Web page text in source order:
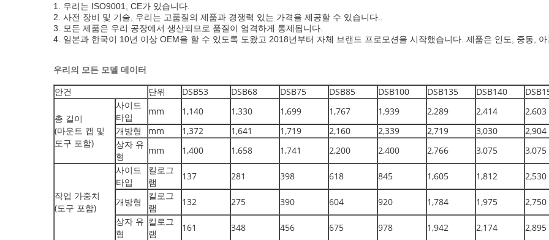
1. 우리는 ISO9001, CE가 있습니다.
2. 사전 장비 및 기술, 우리는 고품질의 제품과 경쟁력 있는 가격을 제공할 수 있습니다..
3. 모든 제품은 우리 공장에서 생산되므로 품질이 엄격하게 통제됩니다.
4. 일본과 한국이 10년 이상 OEM을 할 수 있도록 도왔고 2018년부터 자체 브랜드 프로모션을 시작했습니다. 제품은 인도, 중동,
우리의 모든 모델 데이터
안건
단위 DSB53 DSB68 DSB75 DSB85 DSB100 DSB135 DSB140
총 길이
(마운트 캡 및
도구 포함)
사이드
타입
mm 1,140 1,330 1,699 1,767 1,939 2,289 2,414 2,603
개방형
mm 1,372 1,641 1,719 2,160 2,339 2,719 3,030 2,904
상자 유
형
mm 1,400 1,658 1,741 2,200 2,400 2,766 3,075 3,075
작업 가중치
(도구 포함)
사이드
타입
킬로그
램
137 281 398 618 845 1,605 1,812 2,530
개방형
킬로그
램
132 275 390 604 920 1,784 1,975 2,750
상자 유
형
킬로그
램
161 348 456 675 978 1,942 2,174 2,895